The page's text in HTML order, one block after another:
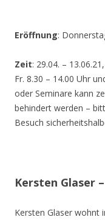
Eröffnung:
Zeit: 29.04. –
Fr. 8.30 – 14.00 Uhr
oder Seminare kann
behindert werden –
Besuch
Kersten Glaser
Kersten Glaser wohnt